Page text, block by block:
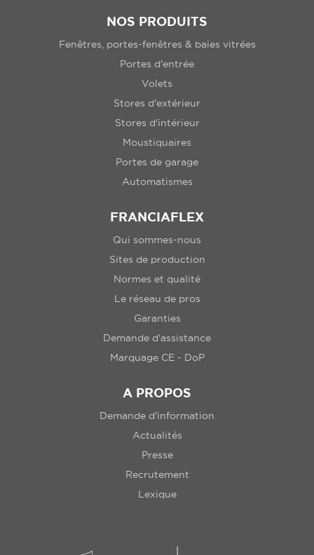
NOS PRODUITS
Fenêtres, portes-fenêtres & baies vitrées
Portes d'entrée
Volets
Stores d'extérieur
Stores d'intérieur
Moustiquaires
Portes de garage
Automatismes
FRANCIAFLEX
Qui sommes-nous
Sites de production
Normes et qualité
Le réseau de pros
Garanties
Demande d'assistance
Marquage CE - DoP
A PROPOS
Demande d'information
Actualités
Presse
Recrutement
Lexique